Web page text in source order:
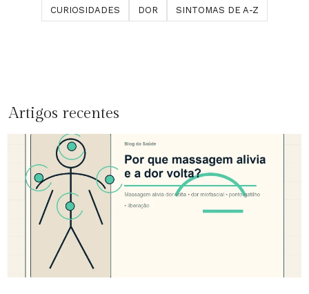
CURIOSIDADES DOR SINTOMAS DE A-Z
Artigos recentes